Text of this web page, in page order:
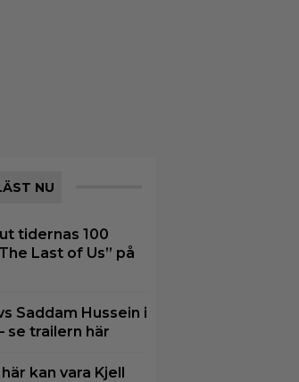
NU
tidernas 100
Last of Us” på
Saddam Hussein i
se trailern här
kan vara Kjell